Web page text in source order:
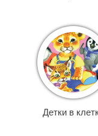
Детки в